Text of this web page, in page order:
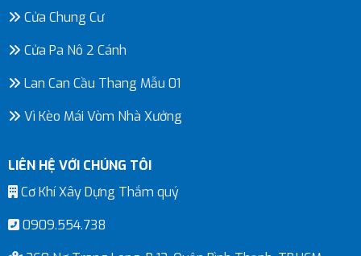
Cửa Chung Cư
Cửa Pa Nô 2 Cánh
Lan Can Cầu Thang Mẫu 01
Vì Kèo Mái Vòm Nhà Xưởng
LIÊN HỆ VỚI CHÚNG TÔI
Cơ Khí Xây Dựng Thắm quý
0909.554.738